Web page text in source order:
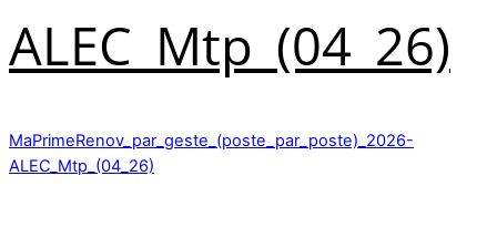
ALEC_Mtp_(04_26)
MaPrimeRenov_par_geste_(poste_par_poste)_2026-
ALEC_Mtp_(04_26)